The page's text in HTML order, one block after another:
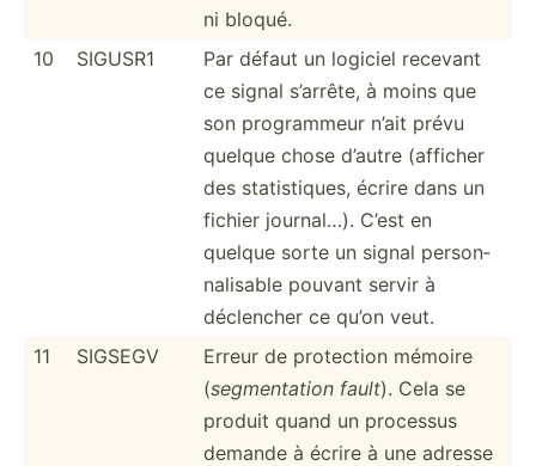
ni bloqué.
10
SIGUSR1
Par défaut un logiciel recevant
ce signal s’arrête, à moins que
son progra­mmeur n’ait prévu
quelque chose d’autre (afficher
des statis­tiques, écrire dans un
fichier journal…). C’est en
quelque sorte un signal person­
nal­isable pouvant servir à
déclencher ce qu’on veut.
11
SIGSEGV
Erreur de protection mémoire
(segmen­tation fault). Cela se
produit quand un processus
demande à écrire à une adresse